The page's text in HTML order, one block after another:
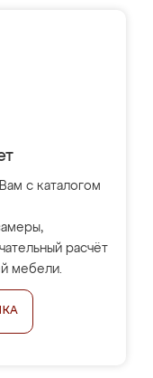
с каталогом
расчёт
мебели.